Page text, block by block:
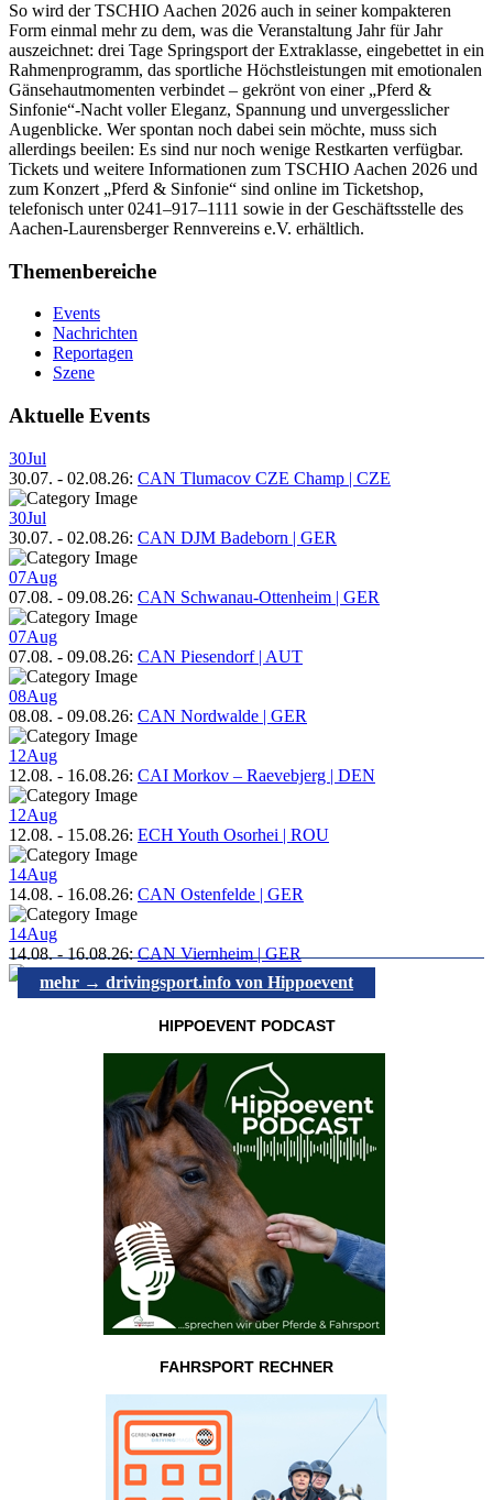
So wird der TSCHIO Aachen 2026 auch in seiner kompakteren
Form einmal mehr zu dem, was die Veranstaltung Jahr für Jahr
auszeichnet: drei Tage Springsport der Extraklasse, eingebettet in ein
Rahmenprogramm, das sportliche Höchstleistungen mit emotionalen
Gänsehautmomenten verbindet – gekrönt von einer „Pferd &
Sinfonie“-Nacht voller Eleganz, Spannung und unvergesslicher
Augenblicke. Wer spontan noch dabei sein möchte, muss sich
allerdings beeilen: Es sind nur noch wenige Restkarten verfügbar.
Tickets und weitere Informationen zum TSCHIO Aachen 2026 und
zum Konzert „Pferd & Sinfonie“ sind online im Ticketshop,
telefonisch unter 0241–917–1111 sowie in der Geschäftsstelle des
Aachen-Laurensberger Rennvereins e.V. erhältlich.
Themenbereiche
Events
Nachrichten
Reportagen
Szene
Aktuelle Events
30Jul
30.07. - 02.08.26: CAN Tlumacov CZE Champ | CZE
30Jul
30.07. - 02.08.26: CAN DJM Badeborn | GER
07Aug
07.08. - 09.08.26: CAN Schwanau-Ottenheim | GER
07Aug
07.08. - 09.08.26: CAN Piesendorf | AUT
08Aug
08.08. - 09.08.26: CAN Nordwalde | GER
12Aug
12.08. - 16.08.26: CAI Morkov – Raevebjerg | DEN
12Aug
12.08. - 15.08.26: ECH Youth Osorhei | ROU
14Aug
14.08. - 16.08.26: CAN Ostenfelde | GER
14Aug
14.08.-16.08.26:CAN Viernheim | GER
mehr → drivingsport.info von Hippoevent
HIPPOEVENT PODCAST
FAHRSPORT RECHNER